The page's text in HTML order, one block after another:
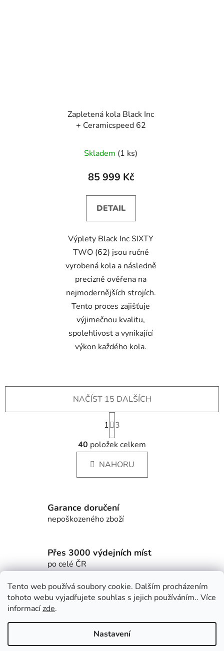
Tento web používá soubory cookie. Dalším procházením
tohoto webu vyjadřujete souhlas s jejich používáním.. Více
informacízde.
Nastavení
Zapletená kola Black Inc
+ Ceramicspeed 62
Skladem (1 ks)
85 999 Kč
DETAIL
Výplety Black Inc SIXTY
TWO (62) jsou ručně
vyrobená kola a následně
precizně ověřena na
nejmodernějších strojích.
Tento proces zajišťuje
výjimečnou kvalitu,
spolehlivost a vynikající
výkon každého kola.
O
v
l
á
d
c
í
p
v
k
y
ý
p
s
u
NAČÍST 15 DALŠÍCH
S
t
r
á
n
k
í
1
3
40 položek celkem
NAHORU
Garance doručení
nepoškozeného zboží
Přes 3000 výdejních míst
po celé ČR
Vytvořil Shoptet